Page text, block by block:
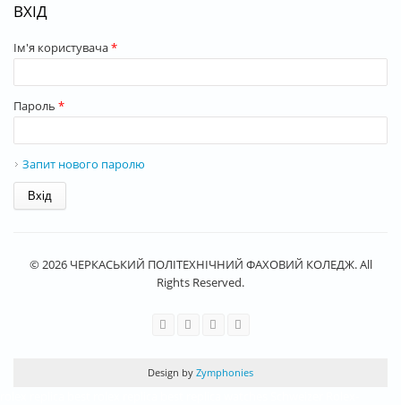
ВХІД
Ім'я користувача*
Пароль *
Запит нового паролю
© 2026 ЧЕРКАСЬКИЙ ПОЛІТЕХНІЧНИЙ ФАХОВИЙ КОЛЕДЖ. All
Rights Reserved.
Design by Zymphonies